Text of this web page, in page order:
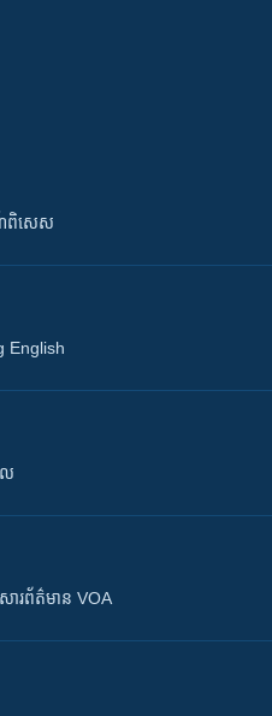
ណ៍ពិសេស
English
ល
រព័ត៌មាន VOA